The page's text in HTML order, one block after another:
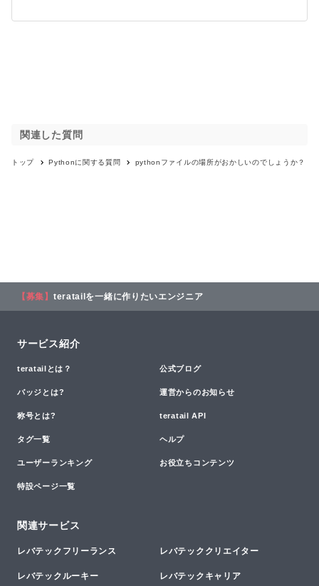
関連した質問
トップ Pythonに関する質問 pythonファイルの場所がおかしいのでしょうか？
【募集】 teratailを一緒に作りたいエンジニア
サービス紹介
teratailとは？ 公式ブログ
バッジとは? 運営からのお知らせ
称号とは? teratail API
タグ一覧 ヘルプ
ユーザーランキング お役立ちコンテンツ
特設ページ一覧
関連サービス
レバテックフリーランス レバテッククリエイター
レバテックルーキー レバテックキャリア